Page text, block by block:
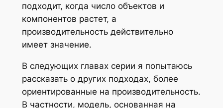
подходит, когда число объектов и
компонентов растет, а
производительность действительно
имеет значение.
В следующих главах серии я попытаюсь
рассказать о других подходах, более
ориентированные на производительность.
В частности, модель, основанная на